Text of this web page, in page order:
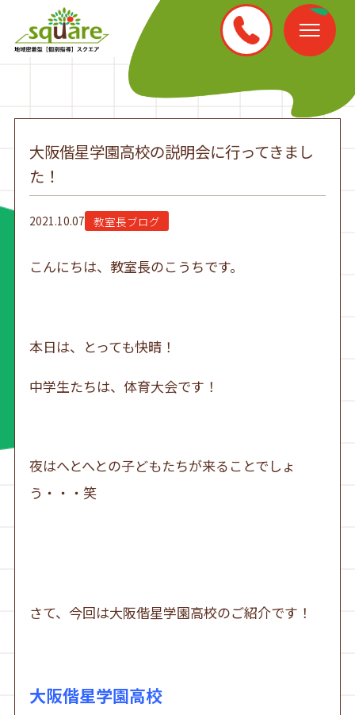
大阪偕星学園高校の説明会に行ってきまし
た！
2021.10.07 教室長ブログ
こんにちは、教室長のこうちです。
本日は、とっても快晴！
中学生たちは、体育大会です！
夜はへとへとの子どもたちが来ることでしょ
う・・・笑
さて、今回は大阪偕星学園高校のご紹介です！
大阪偕星学園高校